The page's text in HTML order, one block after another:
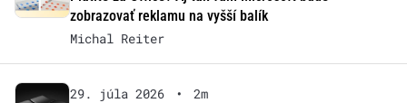
zobrazovať reklamu na vyšší balík
Michal Reiter
29. júla 2026 •
2m